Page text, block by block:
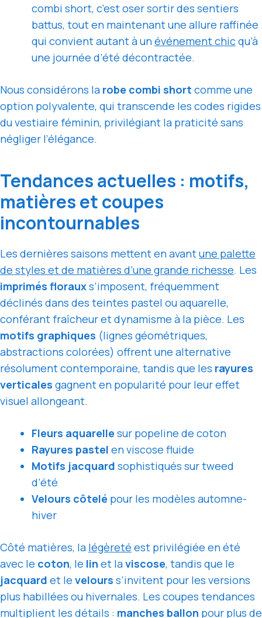
combi short, c’est oser sortir des sentiers
battus, tout en maintenant une allure raffinée
qui convient autant à unévénement chicqu’à
une journée d’été décontractée.
Nous considérons la robe combi short comme une
option polyvalente, qui transcende les codes rigides
du vestiaire féminin, privilégiant la praticité sans
négliger l’élégance.
Tendances actuelles : motifs,
matières et coupes
incontournables
Les dernières saisons mettent en avantune palette
de styles et de matières d’une grande richesse. Les
imprimés florauxs’imposent, fréquemment
déclinés dans des teintes pastel ou aquarelle,
conférant fraîcheur et dynamisme à la pièce. Les
motifs graphiques (lignes géométriques,
abstractions colorées) offrent une alternative
résolument contemporaine, tandis que les rayures
verticales gagnent en popularité pour leur effet
visuel allongeant.
Fleurs aquarelle sur popeline de coton
Rayures pastel en viscose fluide
Motifs jacquard sophistiqués sur tweed
d’été
Velours côtelé pour les modèles automne-
hiver
Côté matières, la légèreté est privilégiée en été
avec le coton, le lin et laviscose, tandis que le
jacquard et le velours s’invitent pour les versions
plus habillées ou hivernales. Les coupes tendances
multiplient les détails : manches ballon pour plus de